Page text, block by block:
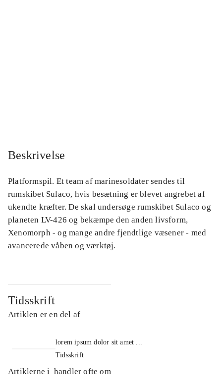
Beskrivelse
Platformspil. Et team af marinesoldater sendes til
rumskibet Sulaco, hvis besætning er blevet angrebet af
ukendte kræfter. De skal undersøge rumskibet Sulaco og
planeten LV-426 og bekæmpe den anden livsform,
Xenomorph - og mange andre fjendtlige væsener - med
avancerede våben og værktøj.
Tidsskrift
Artiklen er en del af
lorem ipsum dolor sit amet ...
Tidsskrift
Artiklerne i handler ofte om